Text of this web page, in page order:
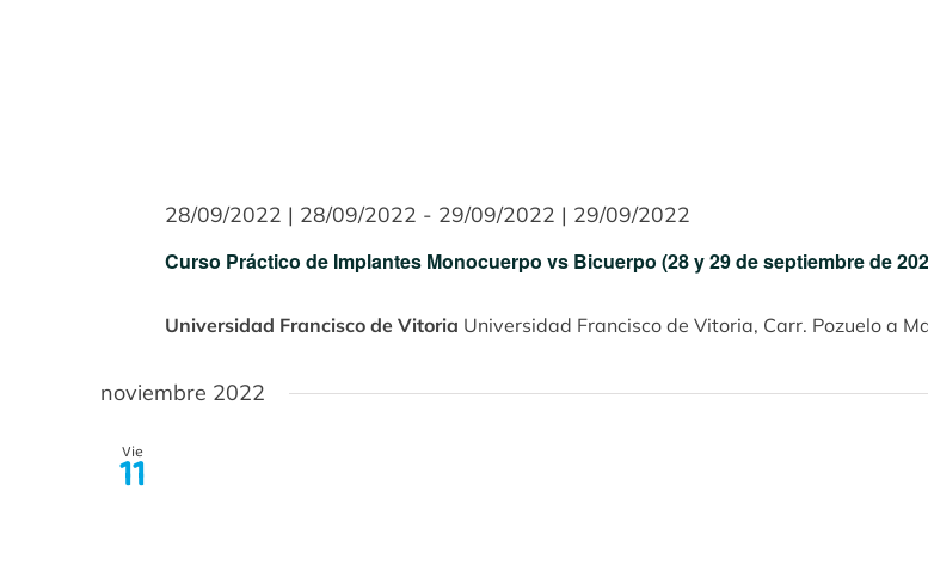
Curso Práctico de Implantes Monocuerpo vs Bicuerpo (28 y 29 de septiembre de
28/09/2022 | 28/09/2022 - 29/09/2022 | 29/09/2022
Universidad Francisco de Vitoria Universidad Francisco de Vitoria, Carr. Pozuelo a
noviembre 2022
Vie
11